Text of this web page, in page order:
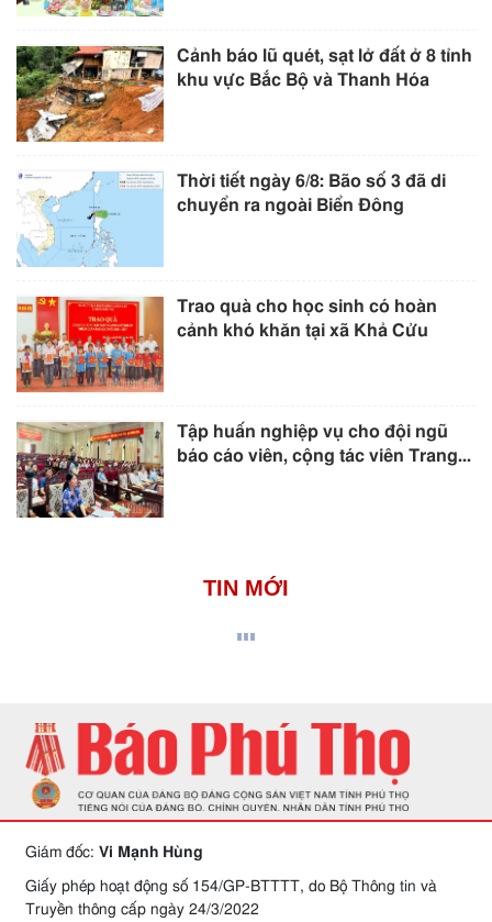
Cảnh báo lũ quét, sạt lở đất ở 8 tỉnh
khu vực Bắc Bộ và Thanh Hóa
Thời tiết ngày 6/8: Bão số 3 đã di
chuyển ra ngoài Biển Đông
Trao quà cho học sinh có hoàn
cảnh khó khăn tại xã Khả Cửu
Tập huấn nghiệp vụ cho đội ngũ
báo cáo viên, cộng tác viên Trang...
TIN MỚI
Giám đốc: Vi Mạnh Hùng
Giấy phép hoạt động số 154/GP-BTTTT, do Bộ Thông tin và
Truyền thông cấp ngày 24/3/2022